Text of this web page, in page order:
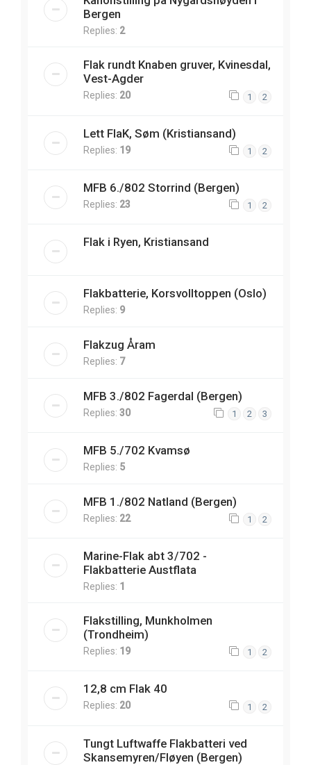
Bergen
Replies: 2
Flak rundt Knaben gruver, Kvinesdal,
Vest-Agder
Replies: 20 1 2
Lett FlaK, Søm (Kristiansand)
Replies: 19 1 2
MFB 6./802 Storrind (Bergen)
Replies: 23 1 2
Flak i Ryen, Kristiansand
Flakbatterie, Korsvolltoppen (Oslo)
Replies: 9
Flakzug Åram
Replies: 7
MFB 3./802 Fagerdal (Bergen)
Replies: 30 1 2 3
MFB 5./702 Kvamsø
Replies: 5
MFB 1./802 Natland (Bergen)
Replies: 22 1 2
Marine-Flak abt 3/702 -
Flakbatterie Austflata
Replies: 1
Flakstilling, Munkholmen
(Trondheim)
Replies: 19 1 2
12,8 cm Flak 40
Replies: 20 1 2
Tungt Luftwaffe Flakbatteri ved
Skansemyren/Fløyen (Bergen)